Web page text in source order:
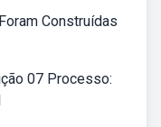
Construídas
07 Processo: